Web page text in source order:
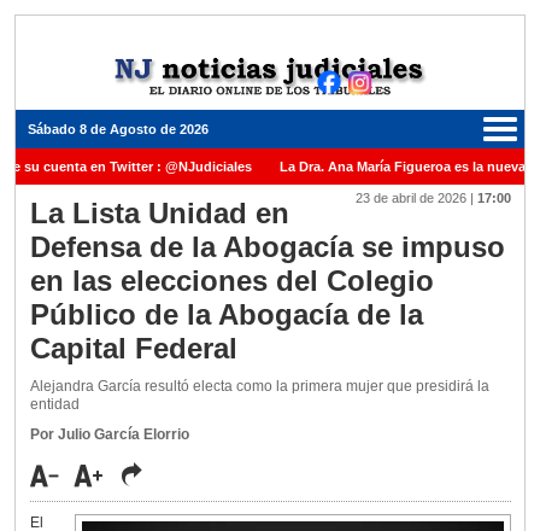
Sábado 8 de Agosto de 2026
su cuenta en Twitter : @NJudiciales La Dra. Ana María Figueroa es la nueva
Justicia de la Nación una medalla al Dr. Raul Zaffaroni en reconocimiento por su
Carles para cubrir vacante en la Corte Suprema de Justicia de la Nación
ante el Juez Daniel Rafecas
23 de abril de 2026 | 17:00
La Lista Unidad en
Defensa de la Abogacía se impuso
en las elecciones del Colegio
Público de la Abogacía de la
Capital Federal
Alejandra García resultó electa como la primera mujer que presidirá la
entidad
Por Julio García Elorrio
El